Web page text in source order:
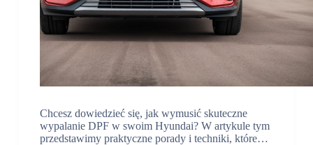
Chcesz dowiedzieć się, jak wymusić skuteczne
wypalanie DPF w swoim Hyundai? W artykule tym
przedstawimy praktyczne porady i techniki, które…